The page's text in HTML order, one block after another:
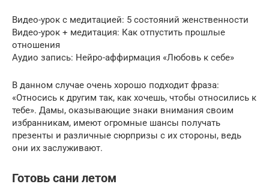
Видео-урок с медитацией: 5 состояний женственности
Видео-урок + медитация: Как отпустить прошлые
отношения
Аудио запись: Нейро-аффирмация «Любовь к себе»
В данном случае очень хорошо подходит фраза:
«Относись к другим так, как хочешь, чтобы относились к
тебе». Дамы, оказывающие знаки внимания своим
избранникам, имеют огромные шансы получать
презенты и различные сюрпризы с их стороны, ведь
они их заслуживают.
Готовь сани летом